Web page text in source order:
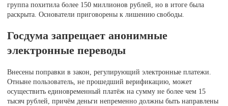
группа похитила более 150 миллионов рублей, но в итоге была
раскрыта. Основатели приговорены к лишению свободы.
Госдума запрещает анонимные
электронные переводы
Внесены поправки в закон, регулирующий электронные платежи.
Отныне пользователь, не прошедший верификацию, может
осуществить единовременный платёж на сумму не более чем 15
тысяч рублей, причём деньги непременно должны быть направлены